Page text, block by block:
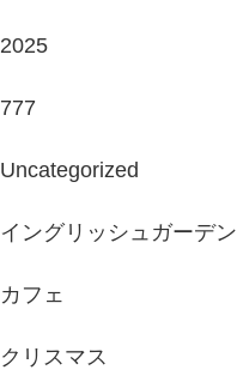
2025
777
Uncategorized
イングリッシュガーデン
カフェ
クリスマス